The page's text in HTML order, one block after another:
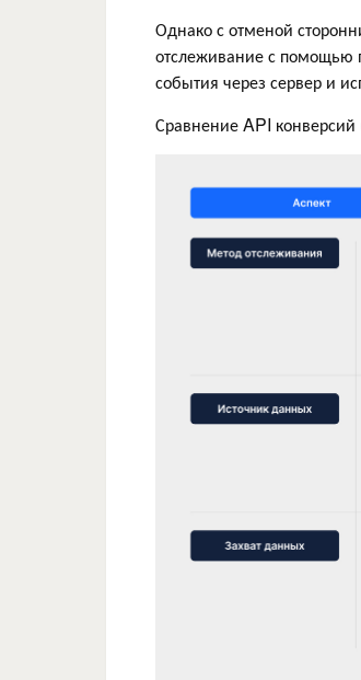
Однако с отменой
отслеживание с помощью
события через сервер и
Сравнение API